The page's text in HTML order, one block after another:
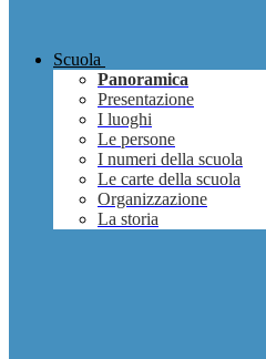
Scuola
Panoramica
Presentazione
I luoghi
Le persone
I numeri della scuola
Le carte della scuola
Organizzazione
La storia